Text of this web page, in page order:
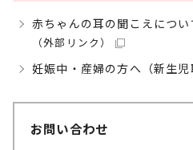
赤ちゃんの耳の聞こえについ
（外部リンク）
妊娠中・産婦の方へ（新生児
お問い合わせ